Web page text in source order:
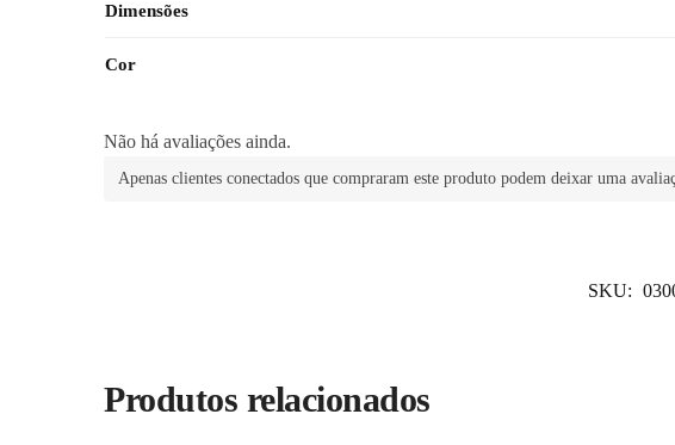
Dimensões
Cor
Não há avaliações ainda.
Apenas clientes conectados que compraram este produto podem deixar uma
SKU:
Produtos relacionados